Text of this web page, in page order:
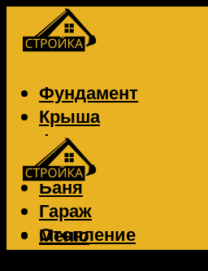
Фундамент
Крыша
Фасад
Забор
Баня
Гараж
Отопление
Вентиляция
Меню